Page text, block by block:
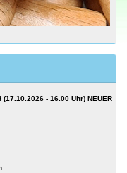
- 16.00 Uhr) NEUER